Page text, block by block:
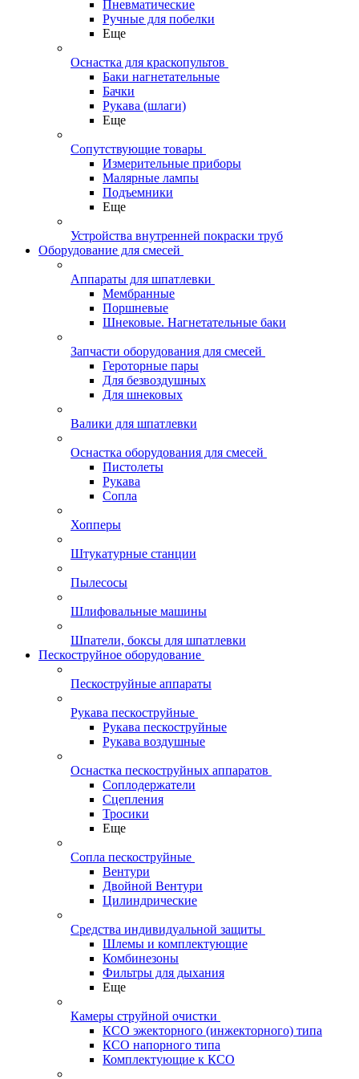
Пневматические
Ручные для побелки
Еще
Оснастка для краскопультов
Баки нагнетательные
Бачки
Рукава (шлаги)
Еще
Сопутствующие товары
Измерительные приборы
Малярные лампы
Подъемники
Еще
Устройства внутренней покраски труб
Оборудование для смесей
Аппараты для шпатлевки
Мембранные
Поршневые
Шнековые. Нагнетательные баки
Запчасти оборудования для смесей
Героторные пары
Для безвоздушных
Для шнековых
Валики для шпатлевки
Оснастка оборудования для смесей
Пистолеты
Рукава
Сопла
Хопперы
Штукатурные станции
Пылесосы
Шлифовальные машины
Шпатели, боксы для шпатлевки
Пескоструйное оборудование
Пескоструйные аппараты
Рукава пескоструйные
Рукава пескоструйные
Рукава воздушные
Оснастка пескоструйных аппаратов
Соплодержатели
Сцепления
Тросики
Еще
Сопла пескоструйные
Вентури
Двойной Вентури
Цилиндрические
Средства индивидуальной защиты
Шлемы и комплектующие
Комбинезоны
Фильтры для дыхания
Еще
Камеры струйной очистки
КСО эжекторного (инжекторного) типа
КСО напорного типа
Комплектующие к КСО